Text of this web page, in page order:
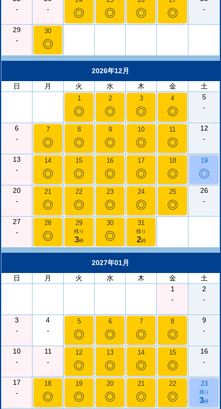
-
-
◎ ◎ ◎ ◎
-
29
-
30
◎
2026年12月
日
月 火 水 木 金 土
1
◎
2
◎
3
◎
4
◎
5
-
6
-
7
◎
8
◎
9
◎
10
◎
11
◎
12
-
13
-
14
◎
15
◎
16
◎
17
◎
18
◎
19
◎
20
-
21
◎
22
◎
23
◎
24
◎
25
◎
26
-
27
-
28
◎
29
残り
3枠
30
◎
31
残り
2枠
2027年01月
日
月 火 水 木 金
土
1
-
2
-
3
-
4
-
5
◎
6
◎
7
◎
8
◎
9
-
10
-
11
-
12
◎
13
◎
14
◎
15
◎
16
-
17
-
18
◎
19
◎
20
◎
21
◎
22
◎
23
残り
3枠